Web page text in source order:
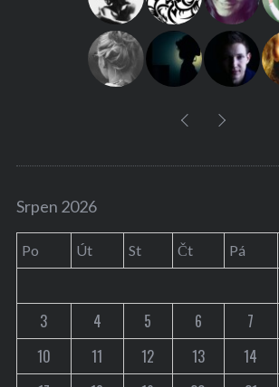
Srpen 2026
Po Út St Čt Pá
3
4 5 6 7
10
11 12 13 14